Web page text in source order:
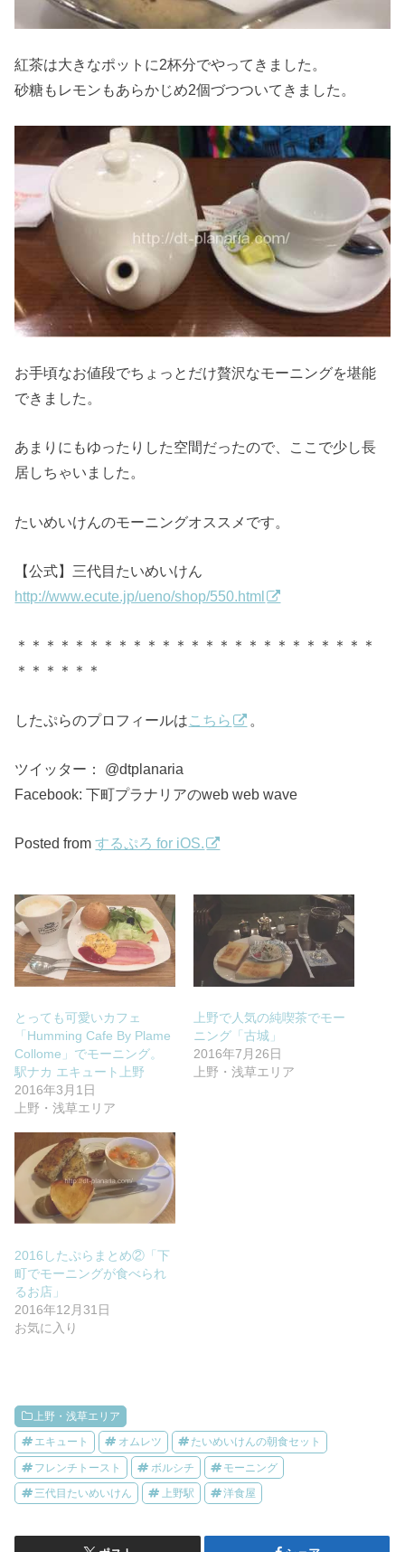
紅茶は大きなポットに2杯分でやってきました。
砂糖もレモンもあらかじめ2個づつついてきました。
お手頃なお値段でちょっとだけ贅沢なモーニングを堪能
できました。
あまりにもゆったりした空間だったので、ここで少し長
居しちゃいました。
たいめいけんのモーニングオススメです。
【公式】三代目たいめいけん
http://www.ecute.jp/ueno/shop/550.html
＊＊＊＊＊＊＊＊＊＊＊＊＊＊＊＊＊＊＊＊＊＊＊＊＊
＊＊＊＊＊＊
したぷらのプロフィールは こちら
ツイッター： @dtplanaria
Facebook: 下町プラナリアのweb web wave
Posted fromするぷろ for iOS.
とっても可愛いカフェ
「Humming Cafe By Plame
Collome」でモーニング。
駅ナカ エキュート上野
2016年3月1日
上野・浅草エリア
上野で人気の純喫茶でモー
ニング「古城」
2016年7月26日
上野・浅草エリア
2016したぷらまとめ②「下
町でモーニングが食べられ
るお店」
2016年12月31日
お気に入り
上野・浅草エリア
エキュート オムレツ たいめいけんの朝食セット
フレンチトースト ボルシチ モーニング
三代目たいめいけん 上野駅 洋食屋